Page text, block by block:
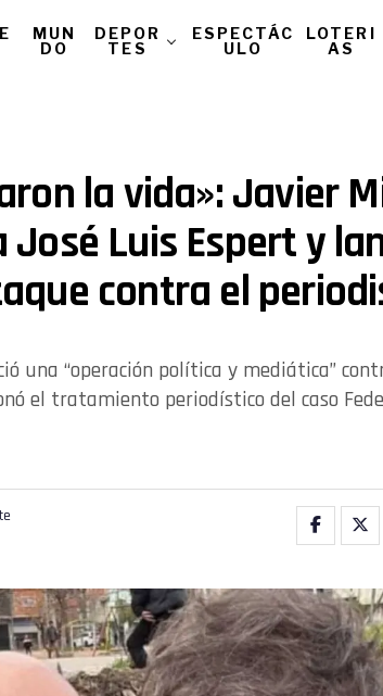
MUN
DO
DEPOR
TES
ESPECTÁC
ULO
LOTERI
AS
la vida»: Javier
Luis Espert y
contra el
una “operación política y mediática”
el tratamiento periodístico del caso